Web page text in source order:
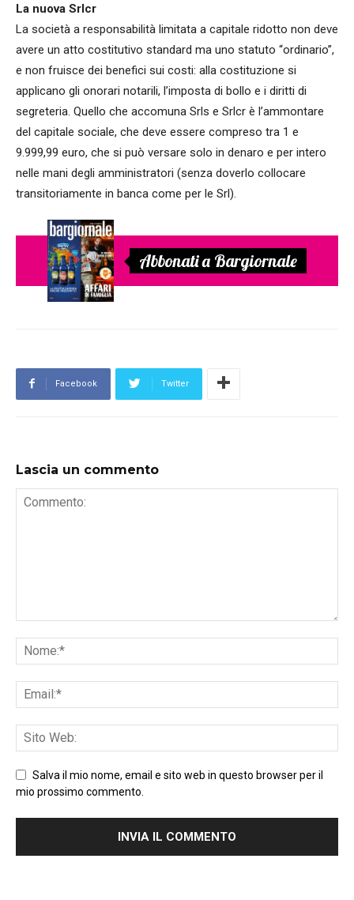
La nuova Srlcr
La società a responsabilità limitata a capitale ridotto non deve
avere un atto costitutivo standard ma uno statuto “ordinario”,
e non fruisce dei benefici sui costi: alla costituzione si
applicano gli onorari notarili, l’imposta di bollo e i diritti di
segreteria. Quello che accomuna Srls e Srlcr è l’ammontare
del capitale sociale, che deve essere compreso tra 1 e
9.999,99 euro, che si può versare solo in denaro e per intero
nelle mani degli amministratori (senza doverlo collocare
transitoriamente in banca come per le Srl).
Abbonati a Bargiornale
Facebook Twitter
Lascia un commento
Salva il mio nome, email e sito web in questo browser per il
mio prossimo commento.